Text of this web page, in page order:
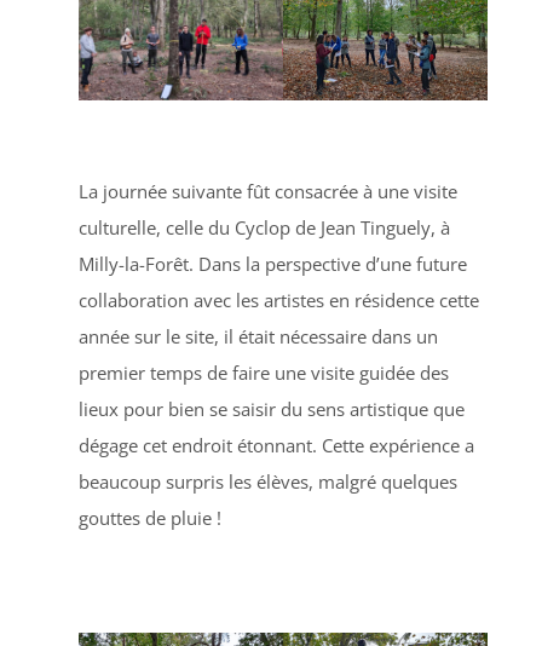
La journée suivante fût consacrée à une visite
culturelle, celle du Cyclop de Jean Tinguely, à
Milly-la-Forêt. Dans la perspective d’une future
collaboration avec les artistes en résidence cette
année sur le site, il était nécessaire dans un
premier temps de faire une visite guidée des
lieux pour bien se saisir du sens artistique que
dégage cet endroit étonnant. Cette expérience a
beaucoup surpris les élèves, malgré quelques
gouttes de pluie !